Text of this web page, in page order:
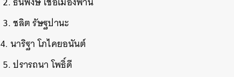
3. ชลิต รัษฐปานะ
4. นาริฐา โภไคยอนันต์
5. ปรารถนา โพธิ์ดี